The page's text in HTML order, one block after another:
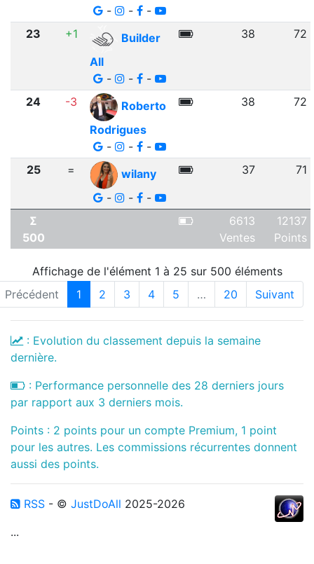
-
- -
23 +1
Builder
All
-
- -
38 72
24 -3
Roberto
Rodrigues
-
- -
38 72
25 =
wilany
-
- -
37 71
Σ
500
6613
Ventes
12137
Points
Affichage de l'élément 1 à 25 sur 500 éléments
Précédent
1 2 3 4 5 … 20 Suivant
: Evolution du classement depuis la semaine
dernière.
: Performance personnelle des 28 derniers jours
par rapport aux 3 derniers mois.
Points : 2 points pour un compte Premium, 1 point
pour les autres. Les commissions récurrentes donnent
aussi des points.
RSS - © JustDoAll 2025-2026
...